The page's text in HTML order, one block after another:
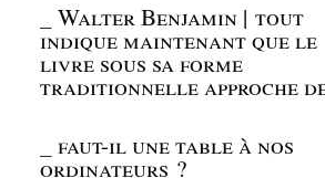
_Walter Benjamin | tout
indique maintenant que le
livre sous sa forme
traditionnelle approche
_faut-il une table à nos
ordinateurs ?